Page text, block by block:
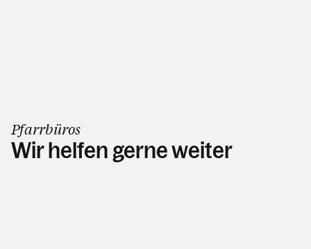
Pfarrbüros
Wir helfen gerne weiter